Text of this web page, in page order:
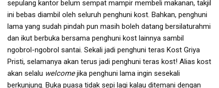
sepulang kantor belum sempat mampir membeli makanan, takjil
ini bebas diambil oleh seluruh penghuni kost. Bahkan, penghuni
lama yang sudah pindah pun masih boleh datang bersilaturahmi
dan ikut berbuka bersama penghuni kost lainnya sambil
ngobrol-ngobrol santai. Sekali jadi penghuni teras Kost Griya
Pristi, selamanya akan terus jadi penghuni teras kost! Alias kost
akan selalu welcomejika penghuni lama ingin sesekali
berkunjung. Buka puasa tidak sepi lagi kalau ditemani dengan